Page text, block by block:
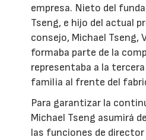
empresa. Nieto del
Tseng, e hijo del actual
consejo, Michael Tseng,
formaba parte de la
representaba a la
familia al frente del
Para garantizar la
Michael Tseng asumirá
las funciones de